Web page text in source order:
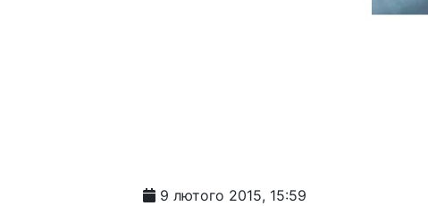
9 лютого 2015, 15:59